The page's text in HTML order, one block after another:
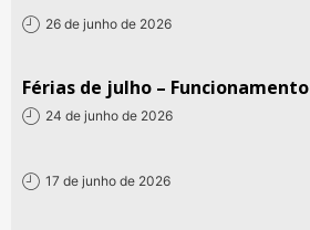
26 de junho de 2026
Férias de julho – Funcionamento
24 de junho de 2026
17 de junho de 2026